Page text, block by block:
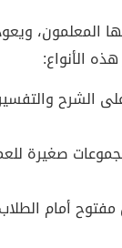
المعلمون،
الأنواع:
الشرح
صغيرة
أمام الطلاب